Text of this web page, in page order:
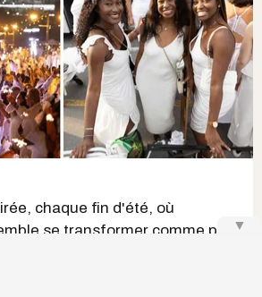
chaque fin d'été, où
se transformer comme par
▼